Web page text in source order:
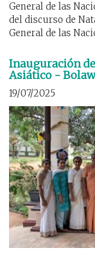
General de las
del discurso de
General de las
Inauguración
Asiático -
19/07/2025